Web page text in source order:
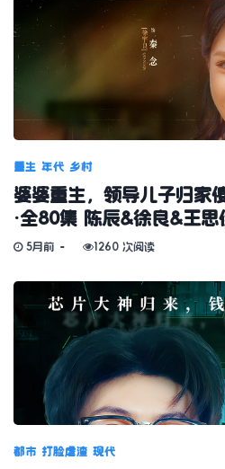
重生 年代 乡村
婆婆重生，领导儿子归家
·全80集 陈辰&徐良&王思
5月前 1260 次阅读
都市 打脸虐渣 现代